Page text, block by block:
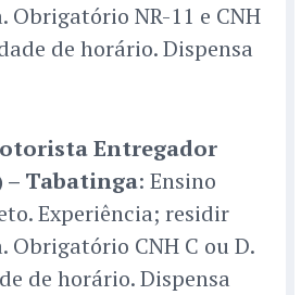
Obrigatório NR-11 e CNH
de horário. Dispensa
Entregador
– Tabatinga: Ensino
Experiência; residir
Obrigatório CNH C ou D.
de horário. Dispensa